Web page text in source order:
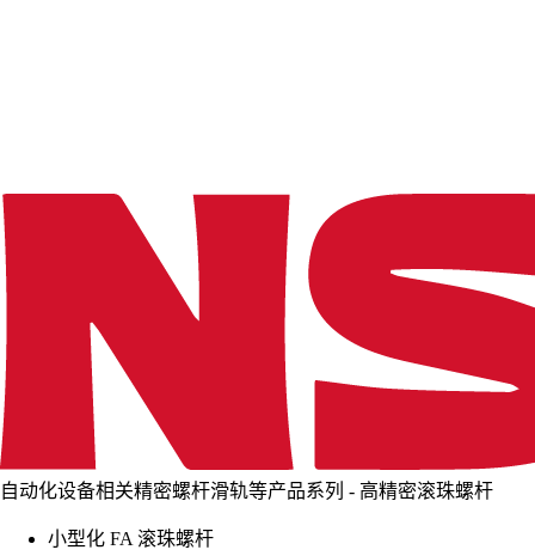
自动化设备相关精密螺杆滑轨等产品系列 - 高精密滚珠螺杆
小型化 FA 滚珠螺杆